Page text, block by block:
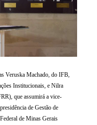
Veruska Machado, do IFB,
Institucionais, e Nilra
que assumirá a vice-
de Gestão de
de Minas Gerais